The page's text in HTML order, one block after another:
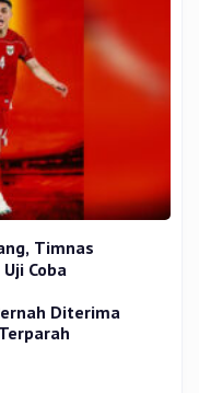
Timnas
Coba
Diterima